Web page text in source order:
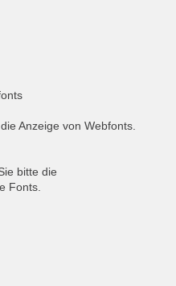
Anzeige von Webfonts.
bitte die
Fonts.